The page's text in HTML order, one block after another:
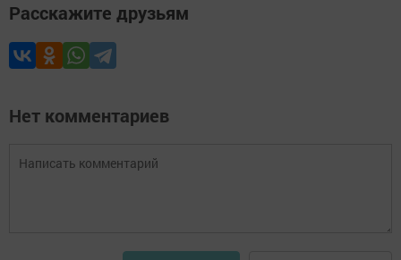
Расскажите друзьям
Нет комментариев